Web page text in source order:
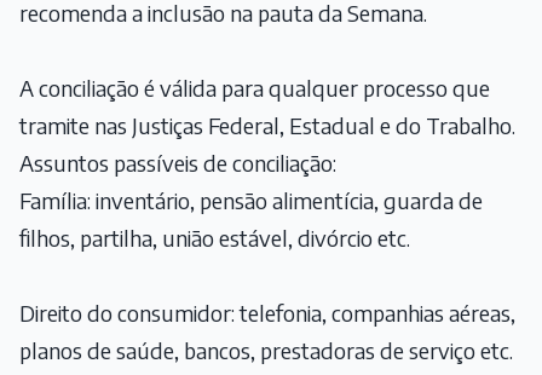
recomenda a inclusão na pauta da Semana.
A conciliação é válida para qualquer processo que
tramite nas Justiças Federal, Estadual e do Trabalho.
Assuntos passíveis de conciliação:
Família: inventário, pensão alimentícia, guarda de
filhos, partilha, união estável, divórcio etc.
Direito do consumidor: telefonia, companhias aéreas,
planos de saúde, bancos, prestadoras de serviço etc.